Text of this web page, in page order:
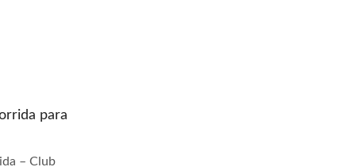
para
– Club